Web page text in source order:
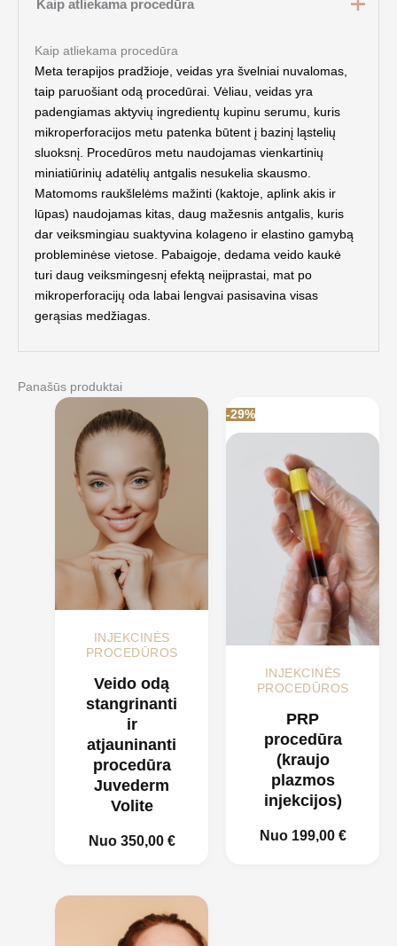
Kaip atliekama procedūra
Kaip atliekama procedūra
Meta terapijos pradžioje, veidas yrašvelniai nuvalomas,
taip paruošiant odą procedūrai. Vėliau, veidas yra
padengiamas aktyvių ingredientų kupinu serumu, kuris
mikroperforacijos metu patenka būtent į bazinį ląstelių
sluoksnį . Procedūros metu naudojamas vienkartinių
miniatiūriniųadatėlių antgalis nesukelia skausmo.
Matomoms raukšlelėms mažinti (kaktoje, aplink akis ir
lūpas) naudojamas kitas, daug mažesnis antgalis, kuris
dar veiksmingiau suaktyvina kolageno ir elastino gamybą
probleminėse vietose. Pabaigoje, dedama veido kaukė
turi daug veiksmingesnį efektą neiįprastai, mat po
mikroperforacijųoda labai lengvai pasisavina visas
gerąsias medžiagas.
Panašūs produktai
INJEKCINĖS
PROCEDŪROS
Veido odą
stangrinanti
ir
atjauninanti
procedūra
Juvederm
Volite
Nuo 350,00 €
-29%
INJEKCINĖS
PROCEDŪROS
PRP
procedūra
(kraujo
plazmos
injekcijos)
Nuo 199,00 €